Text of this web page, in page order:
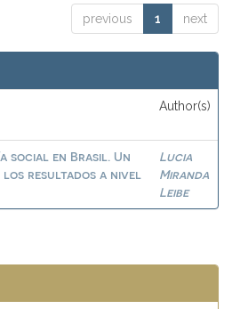
previous 1 next
Author(s)
social en Brasil. Un
los resultados a nivel
Lucia
Miranda
Leibe